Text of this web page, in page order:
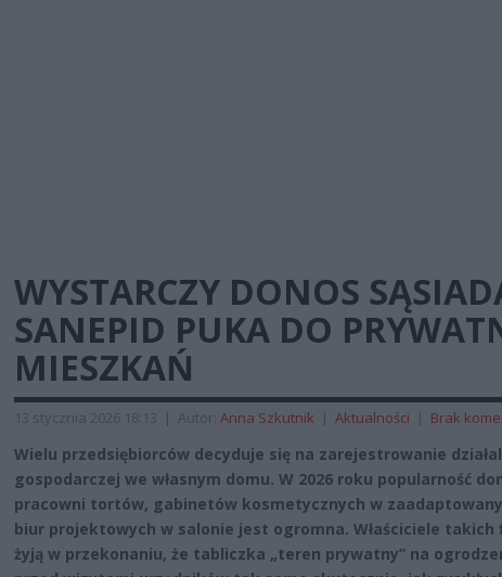
WYSTARCZY DONOS
SANEPID PUKA DO
MIESZKAŃ
13 stycznia 2026 18:13 | Autor: Anna Szkutnik | Aktualności | Brak
Wielu przedsiębiorców decyduje się na zarejestrowanie
gospodarczej we własnym domu. W 2026 roku popularność
pracowni tortów, gabinetów kosmetycznych w
biur projektowych w salonie jest ogromna. Właściciele takich
żyją w przekonaniu, że tabliczka „teren prywatny” na